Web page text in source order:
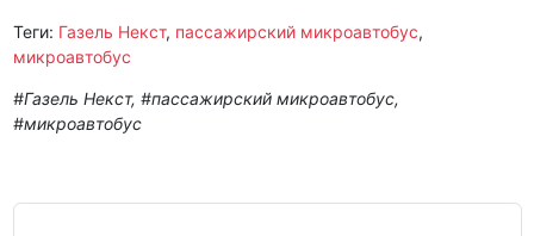
Теги: Газель Некст, пассажирский микроавтобус,
микроавтобус
#Газель Некст, #пассажирский микроавтобус,
#микроавтобус